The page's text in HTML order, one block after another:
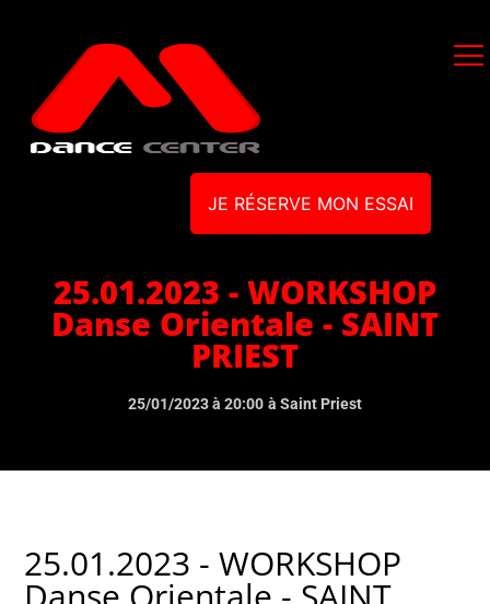
JE RÉSERVE MON ESSAI
25.01.2023 - WORKSHOP
Danse Orientale - SAINT
PRIEST
25/01/2023 à 20:00 à Saint Priest
25.01.2023 - WORKSHOP